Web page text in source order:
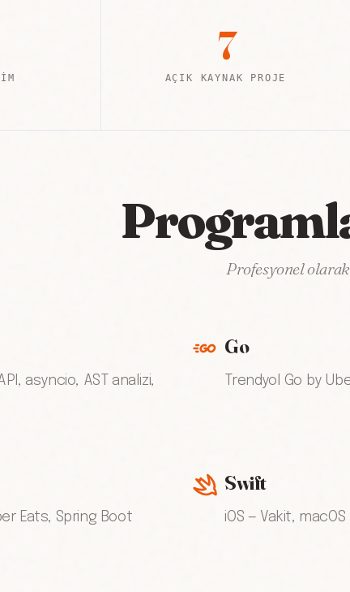
7
AÇIK KAYNAK PROJE
Profesyonel
asyncio, AST analizi,
Go
Trendyol Go by
Eats, Spring Boot
Swift
iOS — Vakit,